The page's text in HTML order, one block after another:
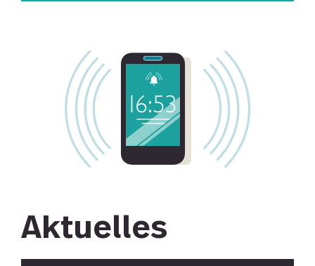
Aktuelles